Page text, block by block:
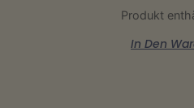
Produkt
In Den